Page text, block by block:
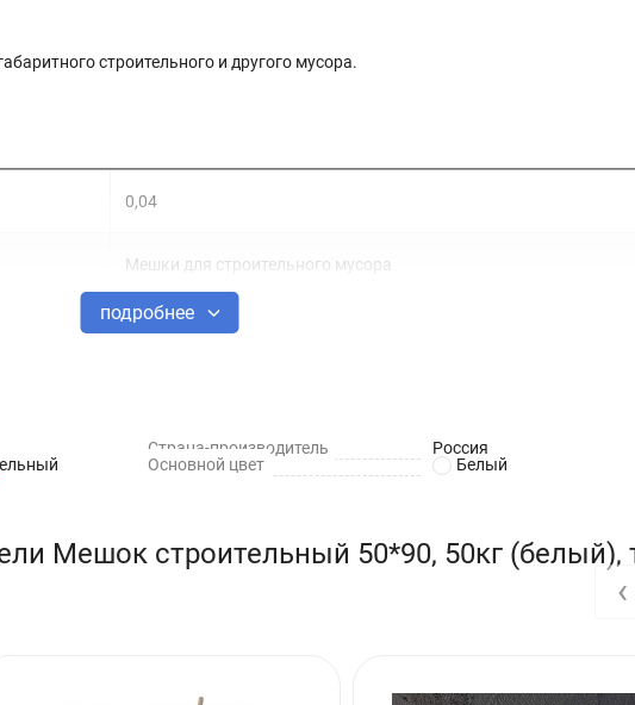
строительного и другого мусора.
0,04
Мешки для строительного мусора
1
подробнее
Страна-производитель
Россия
Основной цвет
Белый
Мешок строительный 50*90, 50кг (белый),
‹